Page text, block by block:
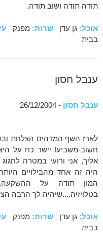
תודה תודה ושוב תודה.
אוכל: גן עדןשרות: מפנק
בבית
ענבל חסון
ענבל חסון - 26/12/2004
לארז השף המדהים הצלחת
חשוב-משביע! יישר כח על
אליך, אני ורועי במטרה
היה זה אחד מהבילויים
המון תודה על
בטלויזיה....שיהיה לך הרבה
אוכל: גן עדןשרות: מפנק
בבית